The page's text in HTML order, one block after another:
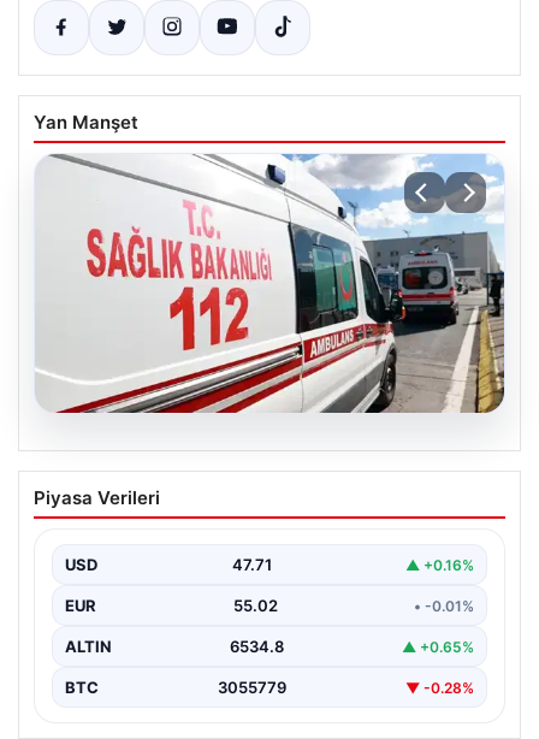
Yan Manşet
05.08.2026
Diyarbakır’da Silahlı Çatışma: 1 Ölü, 1
Yaralı
bölge sakinlerini korkuttu. Olay, iki grup arasında
uzun…
Piyasa Verileri
USD 47.71 ▲ +0.16%
EUR 55.02 • -0.01%
ALTIN 6534.8 ▲ +0.65%
BTC 3055779 ▼ -0.28%